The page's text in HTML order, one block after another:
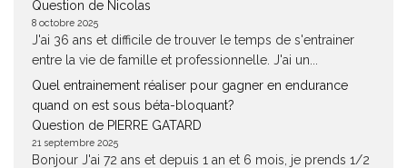
Question de Nicolas
8 octobre 2025
J'ai 36 ans et difficile de trouver le temps de s'entrainer
entre la vie de famille et professionnelle. J'ai un...
Quel entrainement réaliser pour gagner en endurance
quand on est sous béta-bloquant?
Question de PIERRE GATARD
21 septembre 2025
Bonjour J'ai 72 ans et depuis 1 an et 6 mois, je prends 1/2